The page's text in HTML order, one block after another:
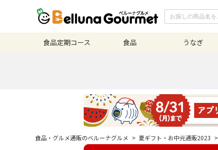
食品定期コース 食品 うなぎ
食品・グルメ通販のベルーナグルメ > 夏ギフト・お中元通販2023 >